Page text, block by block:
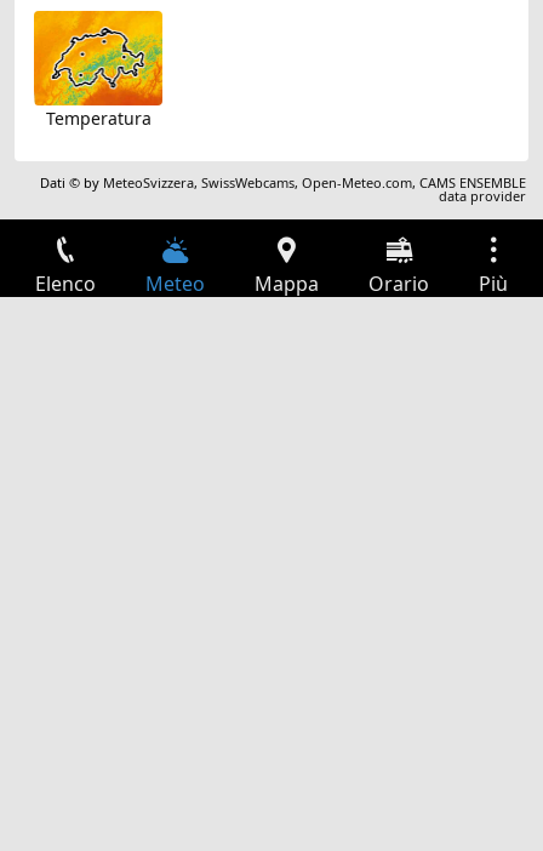
Temperatura
Dati © by MeteoSvizzera,SwissWebcams,Open-Meteo.com,CAMS ENSEMBLE
data provider
Elenco Meteo Mappa Orario Più